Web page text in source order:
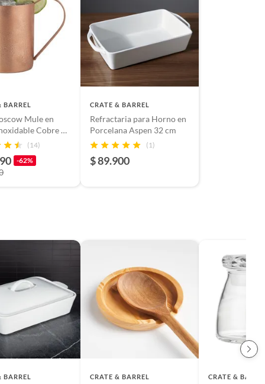
BARREL
Mule en
Cobre 10
(14)
-62%
CRATE & BARREL
Refractaria para Horno en
Porcelana Aspen 32 cm
(1)
$ 89.900
BARREL CRATE & BARREL CRATE &